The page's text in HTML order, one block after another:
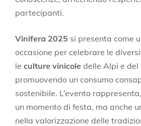
partecipanti.
Vinifera 2025 si presenta come
occasione per celebrare le
le culture vinicole delle Alpi e
promuovendo un consumo
sostenibile. L’evento
un momento di festa, ma anche
nella valorizzazione delle